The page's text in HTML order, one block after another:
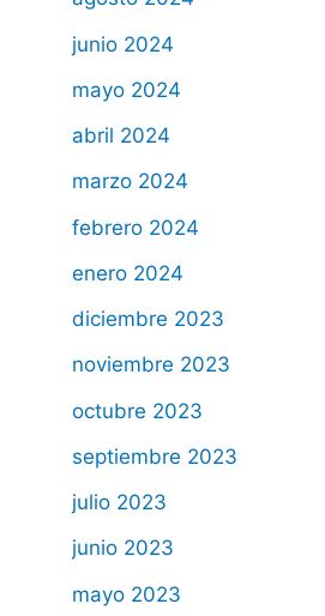
junio 2024
mayo 2024
abril 2024
marzo 2024
febrero 2024
enero 2024
diciembre 2023
noviembre 2023
octubre 2023
septiembre 2023
julio 2023
junio 2023
mayo 2023